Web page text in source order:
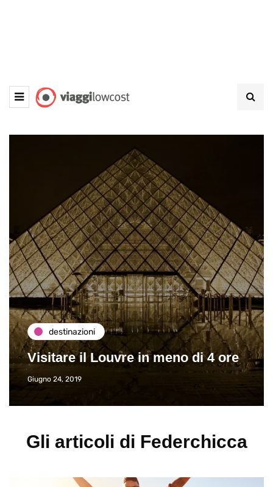
destinazioni
Visitare il Louvre in meno di 4 ore
Giugno 24, 2019
Gli articoli di Federchicca